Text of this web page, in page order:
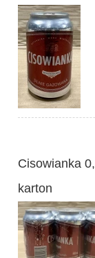
Cisowianka
karton